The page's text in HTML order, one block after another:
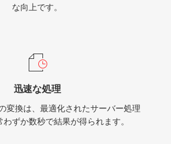
な向上です。
迅速な処理
変換は、最適化されたサーバー処理
ずか数秒で結果が得られます。